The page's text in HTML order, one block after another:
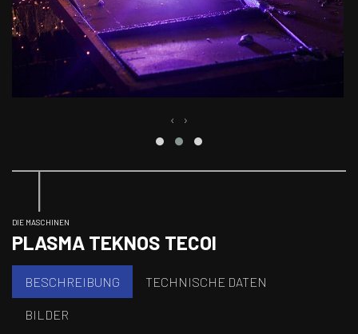
‹ ›
DIE MASCHINEN
PLASMA TEKNOS TECOI
BESCHREIBUNG TECHNISCHE DATEN
BILDER